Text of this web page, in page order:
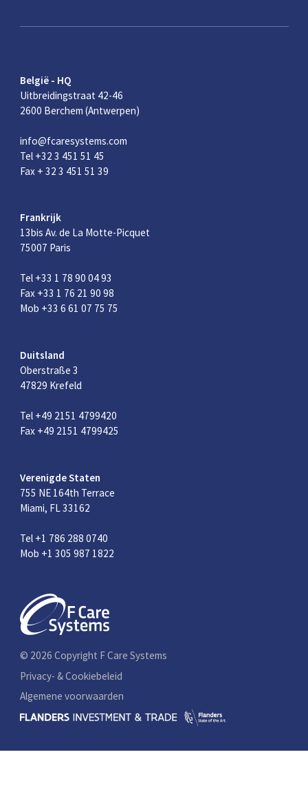
België - HQ
Uitbreidingstraat 42-46
2600 Berchem (Antwerpen)
info@fcaresystems.com
Tel +32 3 451 51 45
Fax + 32 3 451 51 39
Frankrijk
13bis Av. de La Motte-Picquet
75007 Paris
Tel +33 1 78 90 04 93
Fax +33 1 76 21 90 98
Mob +33 6 61 07 75 75
Duitsland
Oberstraße 3
47829 Krefeld
Tel +49 2151 4799420
Fax +49 2151 4799425
Verenigde Staten
755 NE 164th Terrace
Miami, FL 33162
Tel +1 786 288 0740
Mob +1 305 987 1822
© 2026 Copyright F Care Systems
Privacy- & Cookiebeleid
Algemene voorwaarden